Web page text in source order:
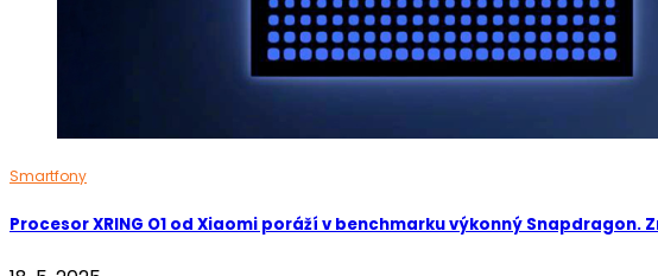
Smartfony
Procesor XRING O1 od Xiaomi poráží v benchmarku výkonný